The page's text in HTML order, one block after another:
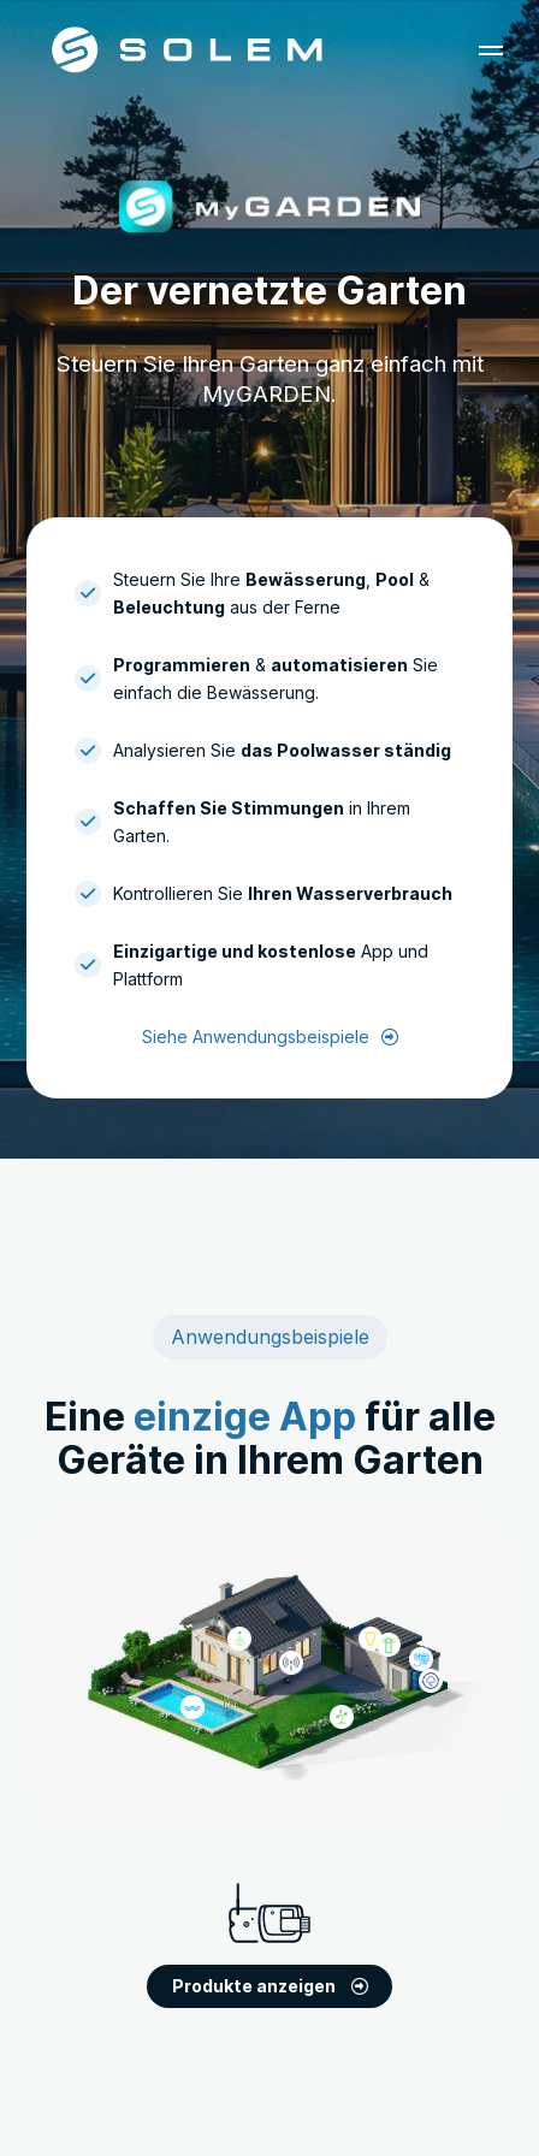
Der vernetzte Garten
Steuern Sie Ihren Garten ganz einfach mit
MyGARDEN.
Steuern Sie Ihre Bewässerung Pool &
Beleuchtung aus der Ferne
Programmieren & automatisieren Sie
einfach die Bewässerung.
Analysieren Sie das Poolwasser ständig
Schaffen Sie Stimmungen in Ihrem
Garten.
Kontrollieren Sie Ihren Wasserverbrauch
Einzigartige und kostenlose App und
Plattform
Siehe Anwendungsbeispiele
Anwendungsbeispiele
Eine einzige App für alle
Geräte in Ihrem Garten
Produkte anzeigen